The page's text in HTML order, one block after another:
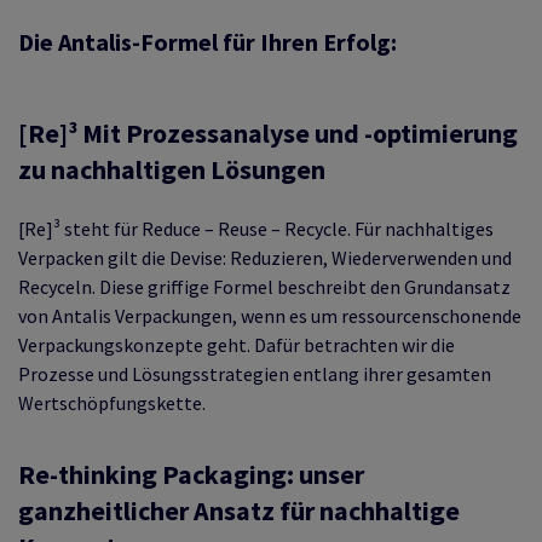
TALK-FORMAT
Die Antalis-Formel für Ihren Erfolg:
[Re]³ Mit Prozessanalyse und -optimierung
zu nachhaltigen Lösungen
[Re]³ steht für Reduce – Reuse – Recycle. Für nachhaltiges
Verpacken gilt die Devise: Reduzieren, Wiederverwenden und
Recyceln. Diese griffige Formel beschreibt den Grundansatz
von Antalis Verpackungen, wenn es um ressourcenschonende
Verpackungskonzepte geht. Dafür betrachten wir die
Prozesse und Lösungsstrategien entlang ihrer gesamten
Wertschöpfungskette.
Re-thinking Packaging: unser
ganzheitlicher Ansatz für nachhaltige